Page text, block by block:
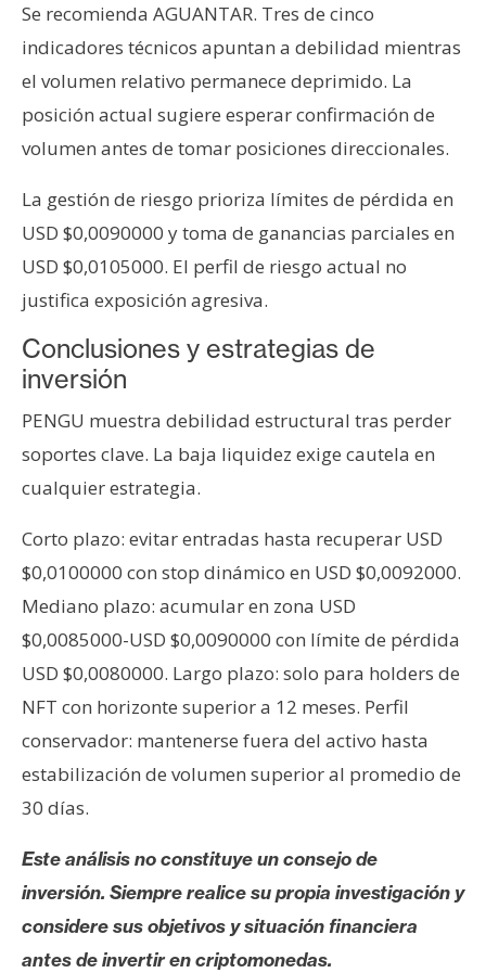
Se recomienda AGUANTAR. Tres de cinco
indicadores técnicos apuntan a debilidad mientras
el volumen relativo permanece deprimido. La
posición actual sugiere esperar confirmación de
volumen antes de tomar posiciones direccionales.
La gestión de riesgo prioriza límites de pérdida en
USD $0,0090000 y toma de ganancias parciales en
USD $0,0105000. El perfil de riesgo actual no
justifica exposición agresiva.
Conclusiones y estrategias de
inversión
PENGU muestra debilidad estructural tras perder
soportes clave. La baja liquidez exige cautela en
cualquier estrategia.
Corto plazo: evitar entradas hasta recuperar USD
$0,0100000 con stop dinámico en USD $0,0092000.
Mediano plazo: acumular en zona USD
$0,0085000-USD $0,0090000 con límite de pérdida
USD $0,0080000. Largo plazo: solo para holders de
NFT con horizonte superior a 12 meses. Perfil
conservador: mantenerse fuera del activo hasta
estabilización de volumen superior al promedio de
30 días.
Este análisis no constituye un consejo de
inversión. Siempre realice su propia investigación y
considere sus objetivos y situación financiera
antes de invertir en criptomonedas.